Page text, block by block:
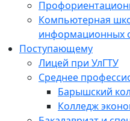
Компьютерная
информационных
Поступающему
Лицей при УлГТУ
Среднее
Барышский
Колледж